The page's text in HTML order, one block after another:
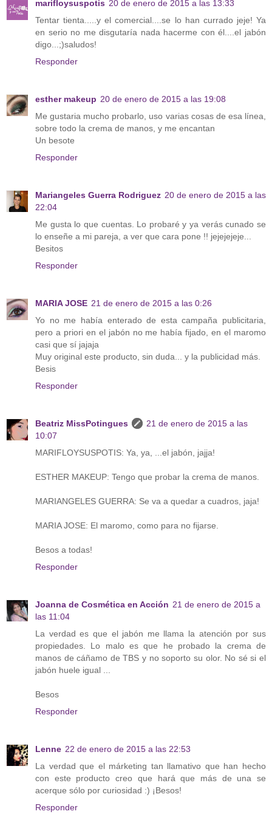
marifloysuspotis 20 de enero de 2015 a las 13:33
Tentar tienta.....y el comercial....se lo han currado jeje! Ya
en serio no me disgutaría nada hacerme con él....el jabón
digo...;)saludos!
Responder
esther makeup 20 de enero de 2015 a las 19:08
Me gustaria mucho probarlo, uso varias cosas de esa línea,
sobre todo la crema de manos, y me encantan
Un besote
Responder
Mariangeles Guerra Rodriguez 20 de enero de 2015 a las
22:04
Me gusta lo que cuentas. Lo probaré y ya verás cunado se
lo enseñe a mi pareja, a ver que cara pone !! jejejejeje...
Besitos
Responder
MARIA JOSE 21 de enero de 2015 a las 0:26
Yo no me había enterado de esta campaña publicitaria,
pero a priori en el jabón no me había fijado, en el maromo
casi que sí jajaja
Muy original este producto, sin duda... y la publicidad más.
Besis
Responder
Beatriz MissPotingues
21 de enero de 2015 a las
10:07
MARIFLOYSUSPOTIS: Ya, ya, ...el jabón, jajja!
ESTHER MAKEUP: Tengo que probar la crema de manos.
MARIANGELES GUERRA: Se va a quedar a cuadros, jaja!
MARIA JOSE: El maromo, como para no fijarse.
Besos a todas!
Responder
Joanna de Cosmética en Acción 21 de enero de 2015 a
las 11:04
La verdad es que el jabón me llama la atención por sus
propiedades. Lo malo es que he probado la crema de
manos de cáñamo de TBS y no soporto su olor. No sé si el
jabón huele igual ...
Besos
Responder
Lenne 22 de enero de 2015 a las 22:53
La verdad que el márketing tan llamativo que han hecho
con este producto creo que hará que más de una se
acerque sólo por curiosidad :) ¡Besos!
Responder